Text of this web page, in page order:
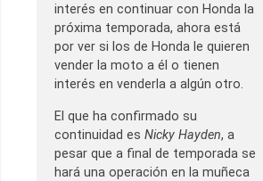
interés en continuar con Honda la
próxima temporada, ahora está
por ver si los de Honda le quieren
vender la moto a él o tienen
interés en venderla a algún otro.
El que ha confirmado su
continuidad es Nicky Hayden, a
pesar que a final de temporada se
hará una operación en la muñeca